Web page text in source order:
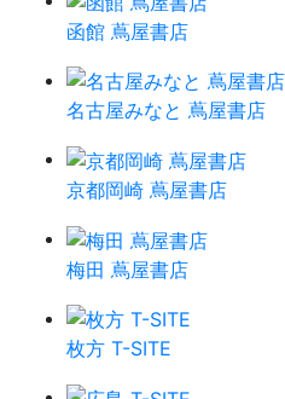
函館 蔦屋書店
名古屋みなと 蔦屋書店
京都岡崎 蔦屋書店
梅田 蔦屋書店
枚方 T-SITE